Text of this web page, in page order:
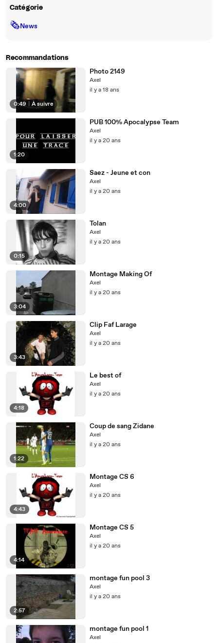
Catégorie
🗞News
Recommandations
0:49 À suivre
Photo 2149
Axel
il y a 18 ans
1:20
PUB 100% Apocalypse Team
Axel
il y a 20 ans
4:00
Saez - Jeune et con
Axel
il y a 20 ans
0:15
Tolan
Axel
il y a 20 ans
3:04
Montage Making Of
Axel
il y a 20 ans
3:43
Clip Faf Larage
Axel
il y a 20 ans
4:18
Le best of
Axel
il y a 20 ans
1:22
Coup de sang Zidane
Axel
il y a 20 ans
4:43
Montage CS 6
Axel
il y a 20 ans
4:14
Montage CS 5
Axel
il y a 20 ans
2:57
montage fun pool 3
Axel
il y a 20 ans
montage fun pool 1
Axel